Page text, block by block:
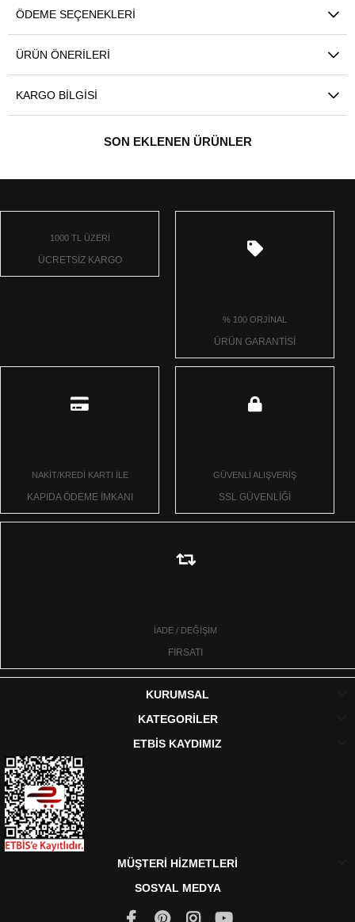
ÖDEME SEÇENEKLERI
ÜRÜN ÖNERILERI
KARGO BILGISI
SON EKLENEN ÜRÜNLER
1000 TL ÜZERİ
ÜCRETSİZ KARGO
% 100 ORJİNAL
ÜRÜN GARANTİSİ
NAKİT/KREDİ KARTI İLE
KAPIDA ÖDEME İMKANI
GÜVENLİ ALIŞVERİŞ
SSL GÜVENLİĞİ
İADE / DEĞİŞİM
FIRSATI
KURUMSAL
KATEGORİLER
ETBİS KAYDIMIZ
MÜŞTERİ HİZMETLERİ
SOSYAL MEDYA